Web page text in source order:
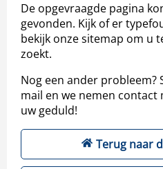
De opgevraagde pagina
gevonden. Kijk of er
bekijk onze sitemap om u
zoekt.
Nog een ander
mail en we nemen
uw geduld!
Terug naar